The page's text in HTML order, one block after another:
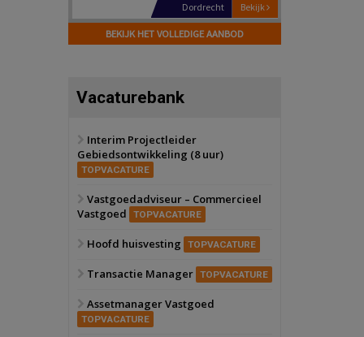
Bekijk
Hilversum
17 september 2026
Voormalig
Zwanenburg
6 oktober 2026
Oranje
28 september 2026
BEKIJK HET VOLLEDIGE AANBOD
Vacaturebank
Interim Projectleider
Gebiedsontwikkeling (8 uur)
TOPVACATURE
Vastgoedadviseur – Commercieel
Vastgoed
TOPVACATURE
Hoofd huisvesting TOPVACATURE
Transactie Manager TOPVACATURE
Assetmanager Vastgoed
TOPVACATURE